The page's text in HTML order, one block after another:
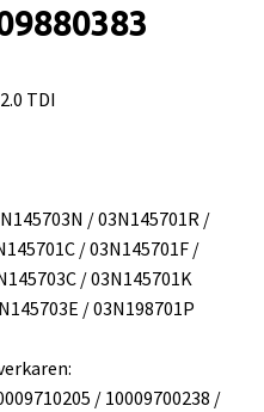
TDI
/ 03N145701R /
/ 03N145701F /
/ 03N145701K
/ 03N198701P
/ 10009700238 /